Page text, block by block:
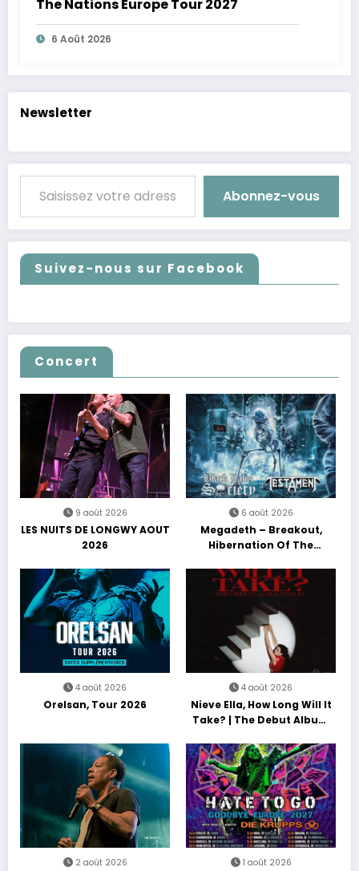
The Nations Europe Tour 2027
6 Août 2026
Newsletter
Saisissez votre adresse e-mail…
Abonnez-vous
Suivez-nous sur Facebook
Concert
9 août 2026
LES NUITS DE LONGWY AOUT
2026
6 août 2026
Megadeth – Breakout,
Hibernation Of The
4 août 2026
Orelsan, Tour 2026
4 août 2026
Nieve Ella, How Long Will It
Take? | The Debut Album
2 août 2026 1 août 2026